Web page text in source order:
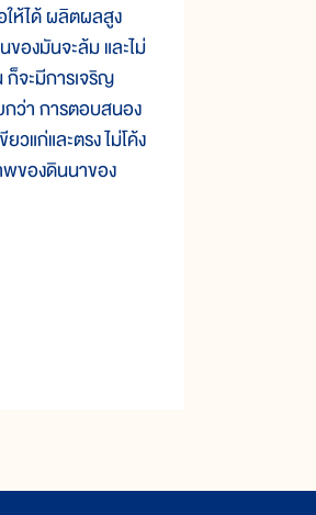
ห้ได้ ผลิตผลสูง
องมันจะล้ม และไม่
จะมีการเจริญ
กว่า การตอบสนอง
แก่และตรง ไม่โค้ง
พของดินนาของ